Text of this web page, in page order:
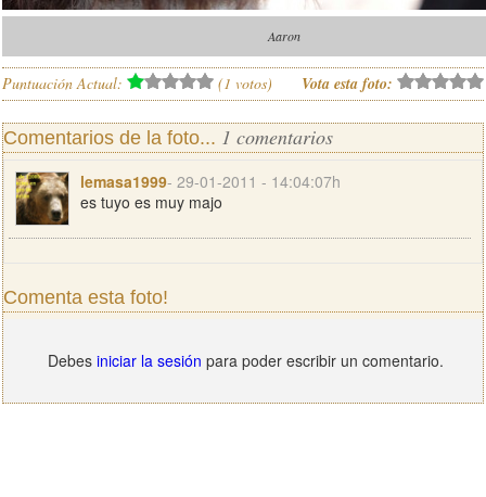
Aaron
Puntuación Actual: (1 votos) Vota esta foto:
Comentarios de la foto... 1 comentarios
lemasa1999- 29-01-2011 - 14:04:07h
es tuyo es muy majo
Comenta esta foto!
Debes iniciar la sesión para poder escribir un comentario.